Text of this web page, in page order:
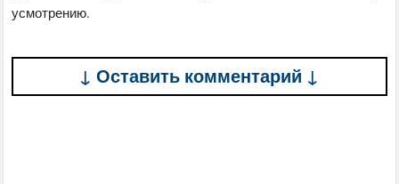
усмотрению.
↓ Оставить комментарий ↓